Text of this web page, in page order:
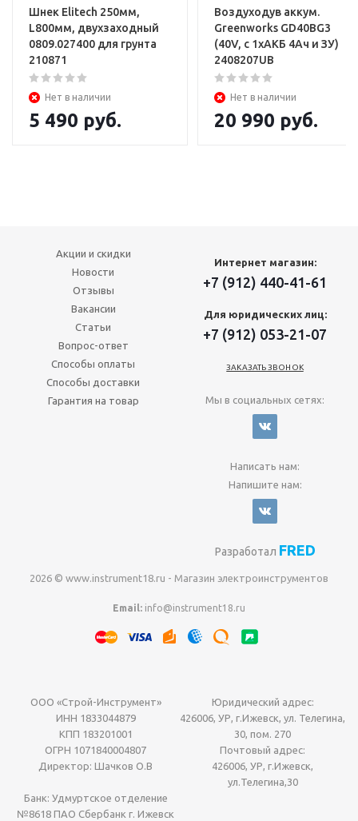
Шнек Elitech 250мм,
L800мм, двухзаходный
0809.027400 для грунта
210871
Нет в наличии
5 490 руб.
Воздуходув аккум.
Greenworks GD40BG3
(40V, с 1хАКБ 4Ач и ЗУ)
2408207UB
Нет в наличии
20 990 руб.
Акции и скидки
Новости
Отзывы
Вакансии
Статьи
Вопрос-ответ
Способы оплаты
Способы доставки
Гарантия на товар
Интернет магазин:
+7 (912) 440-41-61
Для юридических лиц:
+7 (912) 053-21-07
ЗАКАЗАТЬ ЗВОНОК
Мы в социальных сетях:
Написать нам:
Напишите нам:
Разработал FRED
2026 © www.instrument18.ru - Магазин электроинструментов
Email: info@instrument18.ru
ООО «Строй-Инструмент»
ИНН 1833044879
КПП 183201001
ОГРН 1071840004807
Директор: Шачков О.В
Юридический адрес:
426006, УР, г.Ижевск, ул. Телегина,
30, пом. 270
Почтовый адрес:
426006, УР, г.Ижевск,
ул.Телегина,30
Банк: Удмуртское отделение
№8618 ПАО Сбербанк г. Ижевск